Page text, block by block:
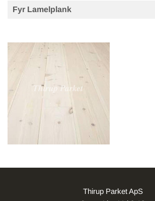
Fyr Lamelplank
Thirup Parket ApS